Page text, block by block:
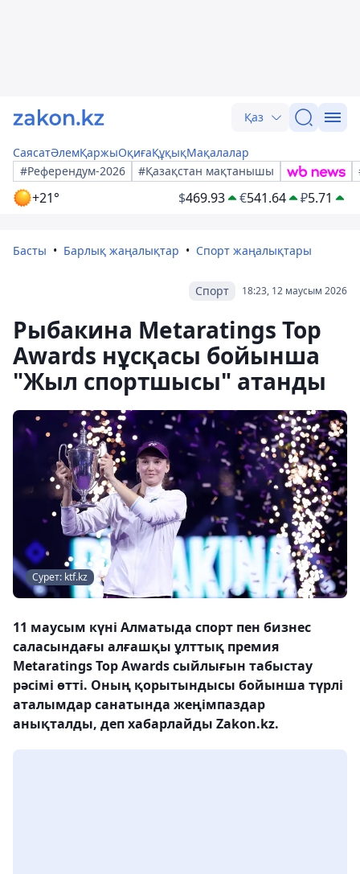
Қаз
СаясатӘлемҚаржыОқиғаҚұқықМақалалар
#Референдум-2026
#Қазақстан мақтанышы
+21° $469.93 €541.64 ₽5.71
Басты Барлық жаңалықтар Спорт жаңалықтары
18:23, 12 маусым 2026
Спорт
Рыбакина Metaratings Top
Awards нұсқасы бойынша
"Жыл спортшысы" атанды
Сурет: ktf.kz
11 маусым күні Алматыда спорт пен бизнес
саласындағы алғашқы ұлттық премия
Metaratings Top Awards сыйлығын табыстау
рәсімі өтті. Оның қорытындысы бойынша түрлі
аталымдар санатында жеңімпаздар
анықталды, деп хабарлайды Zakon.kz.